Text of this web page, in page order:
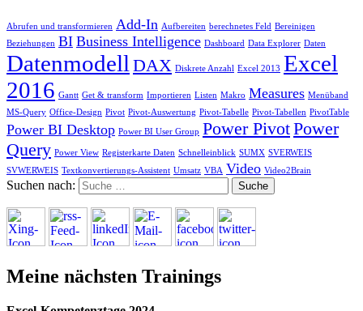
Abrufen und transformieren Add-In Aufbereiten berechnetes Feld Bereinigen
Beziehungen BI Business Intelligence Dashboard Data Explorer Daten
Datenmodell DAX Diskrete Anzahl Excel 2013 Excel
2016 Gantt Get & transform Importieren Listen Makro Measures Menüband
MS-Query Office-Design Pivot Pivot-Auswertung Pivot-Tabelle Pivot-Tabellen PivotTable
Power BI Desktop Power BI User Group Power PivotPower
Query Power View Registerkarte Daten Schnelleinblick SUMX SVERWEIS
SVWERWEIS Textkonvertierungs-Assistent Umsatz VBA Video Video2Brain
Suchen nach:
Meine nächsten Trainings